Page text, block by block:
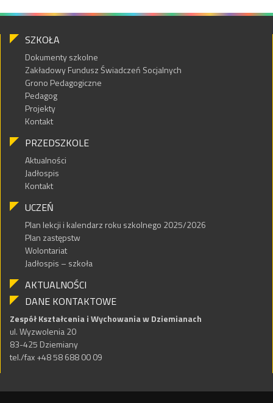
SZKOŁA
Dokumenty szkolne
Zakładowy Fundusz Świadczeń Socjalnych
Grono Pedagogiczne
Pedagog
Projekty
Kontakt
PRZEDSZKOLE
Aktualności
Jadłospis
Kontakt
UCZEŃ
Plan lekcji i kalendarz roku szkolnego 2025/2026
Plan zastępstw
Wolontariat
Jadłospis – szkoła
AKTUALNOŚCI
DANE KONTAKTOWE
Zespół Kształcenia i Wychowania w Dziemianach
ul. Wyzwolenia 20
83-425 Dziemiany
tel./fax +48 58 688 00 09